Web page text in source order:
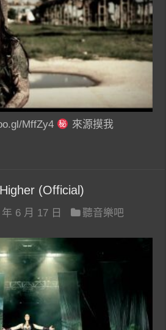
MffZy4 來源摸我
(Official)
6 月 17 日
聽音樂吧